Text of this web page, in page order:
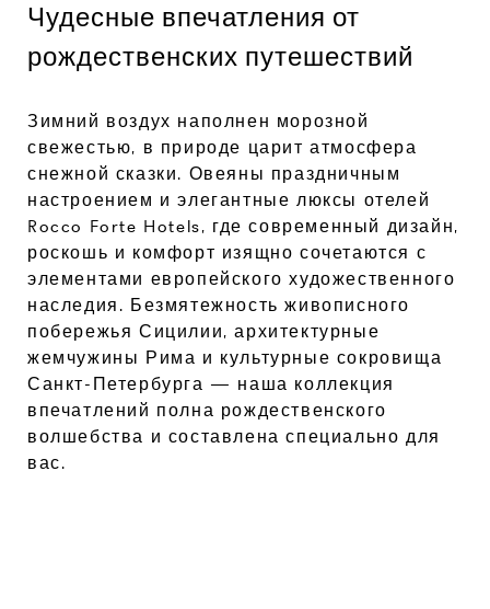
Чудесные впечатления от
рождественских путешествий
Зимний воздух наполнен морозной
свежестью, в природе царит атмосфера
снежной сказки. Овеяны праздничным
настроением и элегантные люксы отелей
Rocco Forte Hotels, где современный дизайн,
роскошь и комфорт изящно сочетаются с
элементами европейского художественного
наследия. Безмятежность живописного
побережья Сицилии, архитектурные
жемчужины Рима и культурные сокровища
Санкт-Петербурга — наша коллекция
впечатлений полна рождественского
волшебства и составлена специально для
вас.